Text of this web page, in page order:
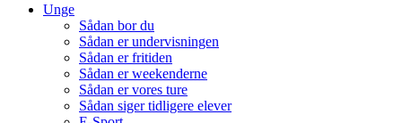
Unge
Sådan bor du
Sådan er undervisningen
Sådan er fritiden
Sådan er weekenderne
Sådan er vores ture
Sådan siger tidligere elever